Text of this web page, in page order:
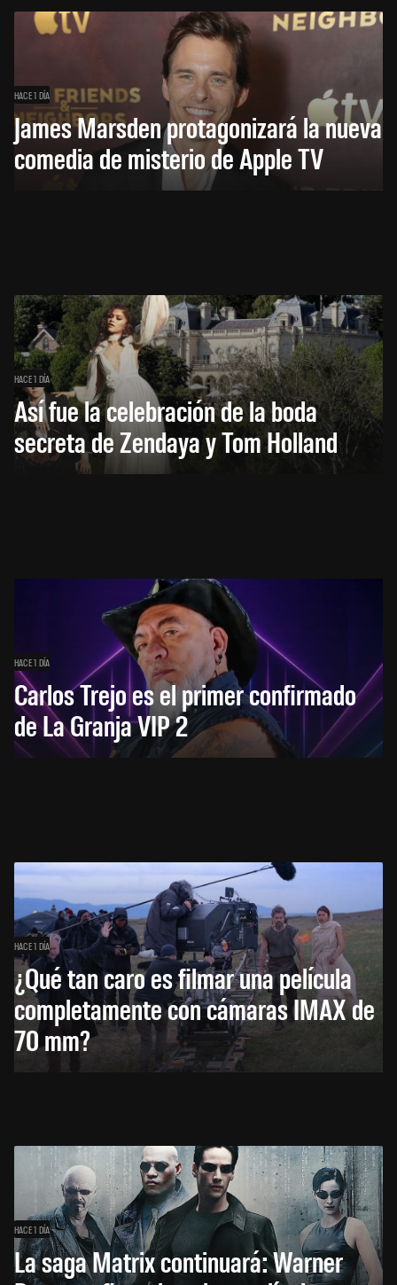
HACE 1 DÍA
James Marsden protagonizará la nueva
comedia de misterio de Apple TV
HACE 1 DÍA
Así fue la celebración de la boda
secreta de Zendaya y Tom Holland
HACE 1 DÍA
Carlos Trejo es el primer confirmado
de La Granja VIP 2
HACE 1 DÍA
¿Qué tan caro es filmar una película
completamente con cámaras IMAX de
70 mm?
HACE 1 DÍA
La saga Matrix continuará: Warner